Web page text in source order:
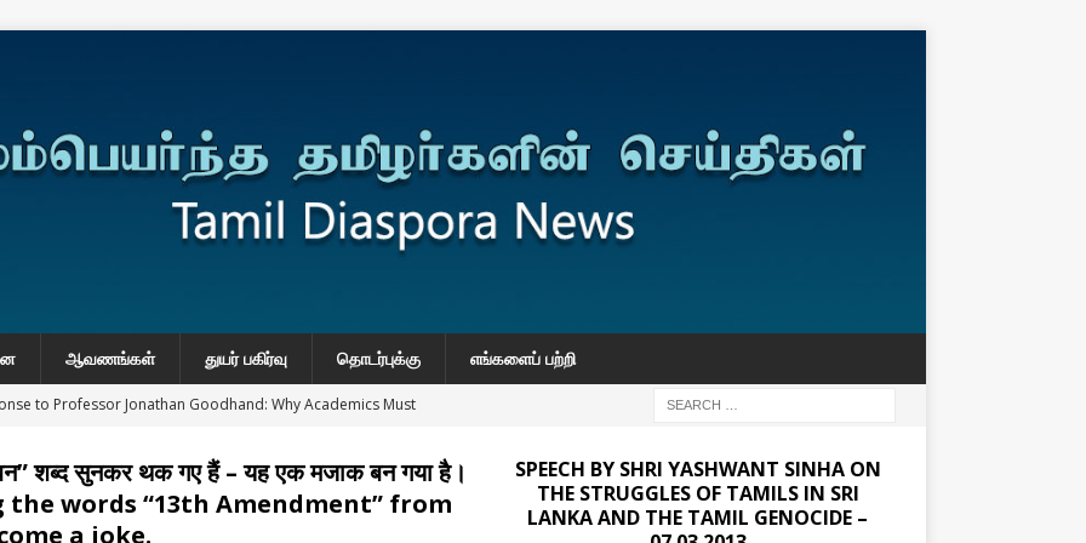
ஆவணங்கள் துயர் பகிர்வு தொடர்புக்கு எங்களைப் பற்றி
to Professor Jonathan Goodhand: Why Academics Must
Manoranjitham “Ranji” SriKanthan (1954–2026), Boston,
शब्द सुनकर थक गए हैं – यह एक मजाक बन गया है।
words “13th Amendment” from
a joke.
SPEECH BY SHRI YASHWANT SINHA ON
THE STRUGGLES OF TAMILS IN SRI
LANKA AND THE TAMIL GENOCIDE –